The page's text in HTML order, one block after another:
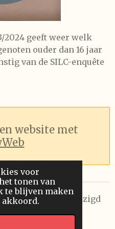
voor
tonen van
te blijven maken
akkoord.
2024 geeft weer welk
ouder dan 16 jaar
van de SILC-enquête
website met
Laatst gewijzigd